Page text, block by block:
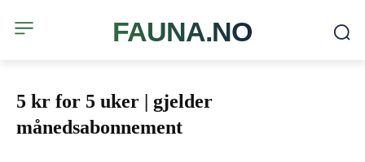
FAUNA.NO
5 kr for 5 uker | gjelder
månedsabonnement